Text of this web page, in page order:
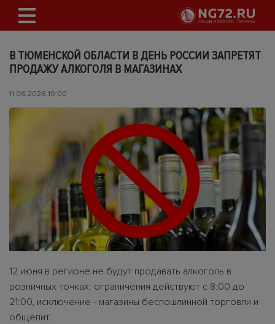
В ТЮМЕНСКОЙ ОБЛАСТИ В ДЕНЬ РОССИИ ЗАПРЕТЯТ
ПРОДАЖУ АЛКОГОЛЯ В МАГАЗИНАХ
11.06.2026 10:00
12 июня в регионе не будут продавать алкоголь в
розничных точках: ограничения действуют с 8:00 до
21:00, исключение - магазины беспошлинной торговли и
общепит.